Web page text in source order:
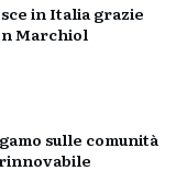
in Italia grazie
Marchiol
sulle comunità